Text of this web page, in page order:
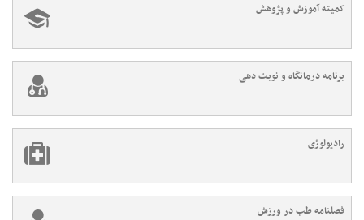
کمیته آموزش و پژوهش
برنامه درمانگاه و نوبت دهی
رادیولوژی
فصلنامه طب در ورزش